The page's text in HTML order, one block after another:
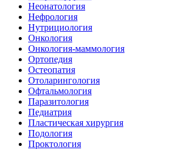
Неонатология
Нефрология
Нутрициология
Онкология
Онкология-маммология
Ортопедия
Остеопатия
Отоларингология
Офтальмология
Паразитология
Педиатрия
Пластическая хирургия
Подология
Проктология